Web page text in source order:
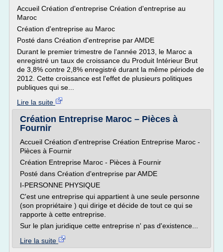
Accueil Création d'entreprise Création d'entreprise au
Maroc
Création d'entreprise au Maroc
Posté dans Création d'entreprise par AMDE
Durant le premier trimestre de l'année 2013, le Maroc a
enregistré un taux de croissance du Produit Intérieur Brut
de 3,8% contre 2,8% enregistré durant la même période de
2012. Cette croissance est l'effet de plusieurs politiques
publiques qui se...
Lire la suite
Création Entreprise Maroc – Pièces à
Fournir
Accueil Création d'entreprise Création Entreprise Maroc -
Pièces à Fournir
Création Entreprise Maroc - Pièces à Fournir
Posté dans Création d'entreprise par AMDE
I-PERSONNE PHYSIQUE
C'est une entreprise qui appartient à une seule personne
(son propriétaire ) qui dirige et décide de tout ce qui se
rapporte à cette entreprise.
Sur le plan juridique cette entreprise n' pas d'existence...
Lire la suite